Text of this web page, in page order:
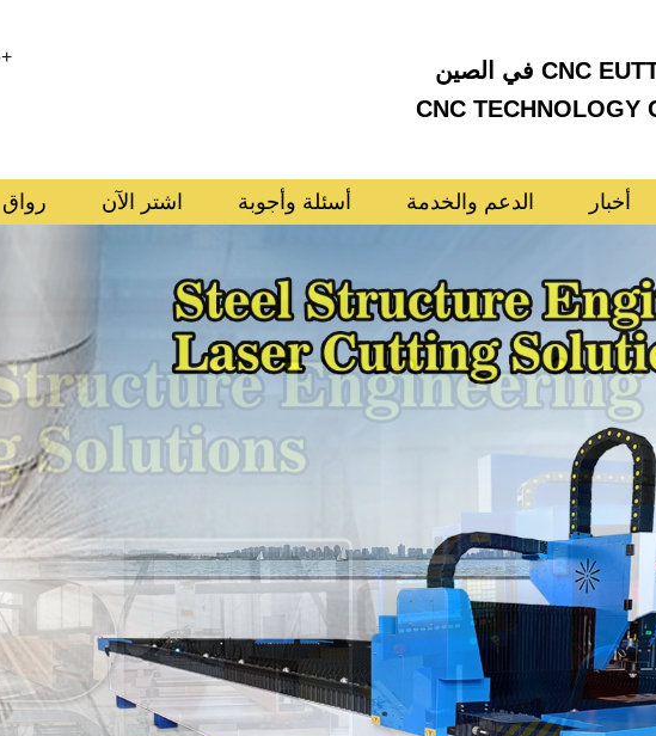
+86 18064016480
أخبار الدعم والخدمة أسئلة وأجوبة اشتر الآن رواق